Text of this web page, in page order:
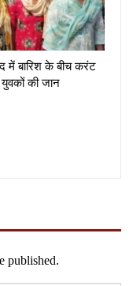
में बारिश के बीच करंट
युवकों की जान
published.